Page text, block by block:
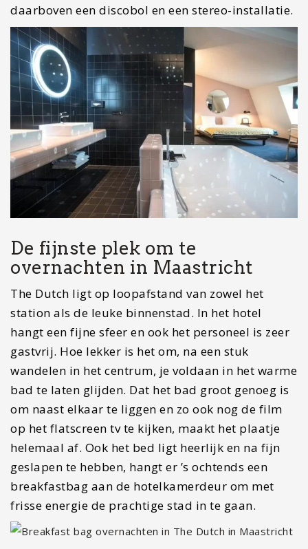
daarboven een discobol en een stereo-installatie.
De fijnste plek om te
overnachten in Maastricht
The Dutch ligt op loopafstand van zowel het
station als de leuke binnenstad. In het hotel
hangt een fijne sfeer en ook het personeel is zeer
gastvrij. Hoe lekker is het om, na een stuk
wandelen in het centrum, je voldaan in het warme
bad te laten glijden. Dat het bad groot genoeg is
om naast elkaar te liggen en zo ook nog de film
op het flatscreen tv te kijken, maakt het plaatje
helemaal af. Ook het bed ligt heerlijk en na fijn
geslapen te hebben, hangt er ’s ochtends een
breakfastbag aan de hotelkamerdeur om met
frisse energie de prachtige stad in te gaan.